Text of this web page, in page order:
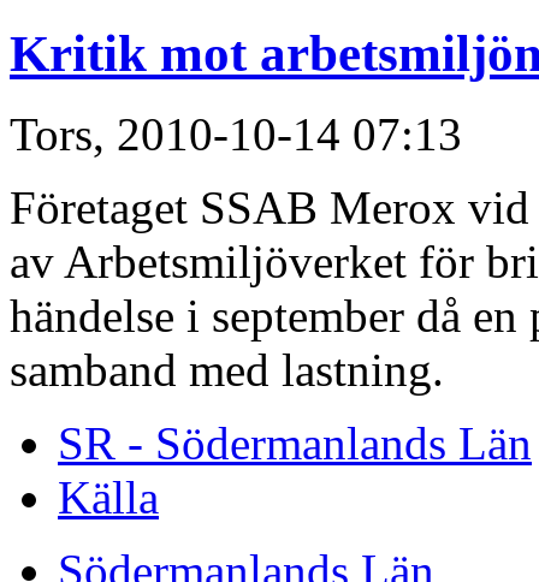
Kritik mot
Tors, 2010-10-14 07:13
Företaget SSAB Merox
av Arbetsmiljöverket för
händelse i september då
samband med lastning.
SR - Södermanlands Län
Källa
Södermanlands Län